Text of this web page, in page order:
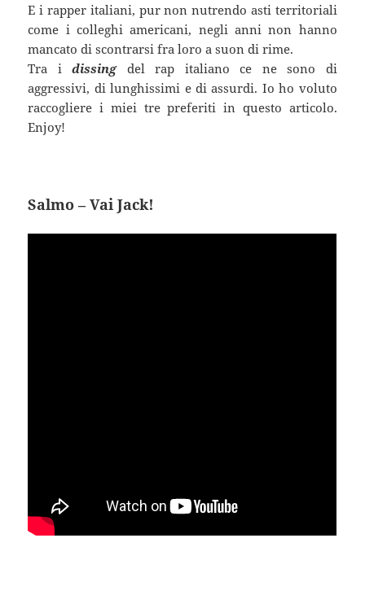
E i rapper italiani, pur non nutrendo asti territoriali
come i colleghi americani, negli anni non hanno
mancato di scontrarsi fra loro a suon di rime.
Tra idissingdel rap italiano ce ne sono di
aggressivi, di lunghissimi e di assurdi. Io ho voluto
raccogliere i miei tre preferiti in questo articolo.
Enjoy!
Salmo – Vai Jack!